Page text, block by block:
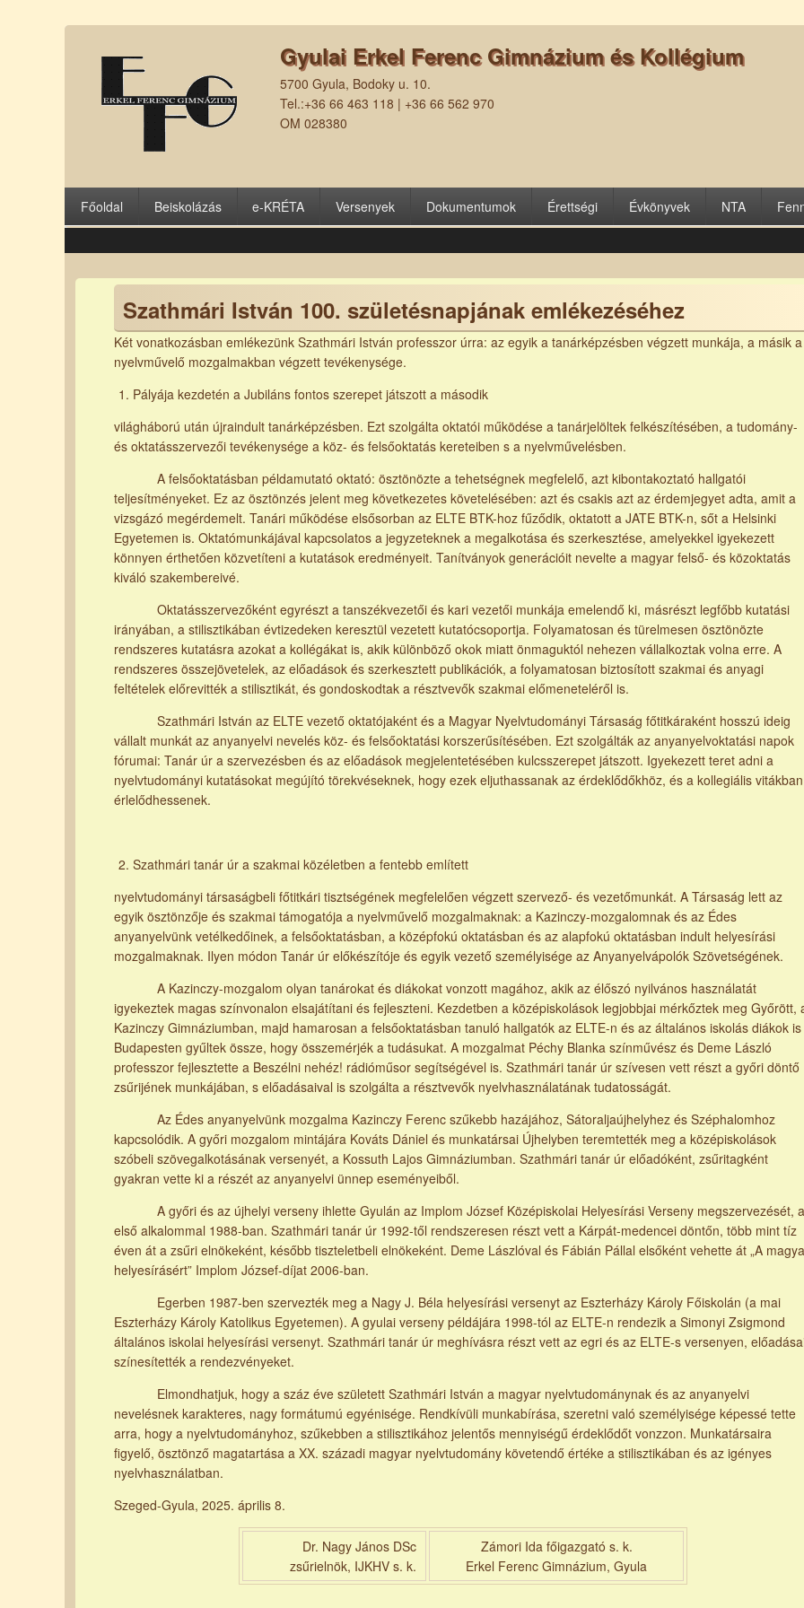
Gyulai Erkel Ferenc Gimnázium és Kollégium
5700 Gyula, Bodoky u. 10.
Tel.:+36 66 463 118 | +36 66 562 970
OM 028380
Főoldal Beiskolázás e-KRÉTA Versenyek Dokumentumok Érettségi Évkönyvek NTA
Szathmári István 100. születésnapjának emlékezéséhez
Két vonatkozásban emlékezünk Szathmári István professzor úrra: az egyik a tanárképzésben végzett munkája, a másik a
nyelvművelő mozgalmakban végzett tevékenysége.
Pályája kezdetén a Jubiláns fontos szerepet játszott a második
világháború után újraindult tanárképzésben. Ezt szolgálta oktatói működése a tanárjelöltek felkészítésében, a tudomány-
és oktatásszervezői tevékenysége a köz- és felsőoktatás kereteiben s a nyelvművelésben.
A felsőoktatásban példamutató oktató: ösztönözte a tehetségnek megfelelő, azt kibontakoztató hallgatói
teljesítményeket. Ez az ösztönzés jelent meg következetes követelésében: azt és csakis azt az érdemjegyet adta, amit a
vizsgázó megérdemelt. Tanári működése elsősorban az ELTE BTK-hoz fűződik, oktatott a JATE BTK-n, sőt a Helsinki
Egyetemen is. Oktatómunkájával kapcsolatos a jegyzeteknek a megalkotása és szerkesztése, amelyekkel igyekezett
könnyen érthetően közvetíteni a kutatások eredményeit. Tanítványok generációit nevelte a magyar felső- és közoktatás
kiváló szakembereivé.
Oktatásszervezőként egyrészt a tanszékvezetői és kari vezetői munkája emelendő ki, másrészt legfőbb kutatási
irányában, a stilisztikában évtizedeken keresztül vezetett kutatócsoportja. Folyamatosan és türelmesen ösztönözte
rendszeres kutatásra azokat a kollégákat is, akik különböző okok miatt önmaguktól nehezen vállalkoztak volna erre. A
rendszeres összejövetelek, az előadások és szerkesztett publikációk, a folyamatosan biztosított szakmai és anyagi
feltételek előrevitték a stilisztikát, és gondoskodtak a résztvevők szakmai előmeneteléről is.
Szathmári István az ELTE vezető oktatójaként és a Magyar Nyelvtudományi Társaság főtitkáraként hosszú ideig
vállalt munkát az anyanyelvi nevelés köz- és felsőoktatási korszerűsítésében. Ezt szolgálták az anyanyelvoktatási napok
fórumai: Tanár úr a szervezésben és az előadások megjelentetésében kulcsszerepet játszott. Igyekezett teret adni a
nyelvtudományi kutatásokat megújító törekvéseknek, hogy ezek eljuthassanak az érdeklődőkhöz, és a kollegiális vitákban
érlelődhessenek.
Szathmári tanár úr a szakmai közéletben a fentebb említett
nyelvtudományi társaságbeli főtitkári tisztségének megfelelően végzett szervező- és vezetőmunkát. A Társaság lett az
egyik ösztönzője és szakmai támogatója a nyelvművelő mozgalmaknak: a Kazinczy-mozgalomnak és az Édes
anyanyelvünk vetélkedőinek, a felsőoktatásban, a középfokú oktatásban és az alapfokú oktatásban indult helyesírási
mozgalmaknak. Ilyen módon Tanár úr előkészítóje és egyik vezető személyisége az Anyanyelvápolók Szövetségének.
A Kazinczy-mozgalom olyan tanárokat és diákokat vonzott magához, akik az élőszó nyilvános használatát
igyekeztek magas színvonalon elsajátítani és fejleszteni. Kezdetben a középiskolások legjobbjai mérkőztek meg Győrött,
Kazinczy Gimnáziumban, majd hamarosan a felsőoktatásban tanuló hallgatók az ELTE-n és az általános iskolás diákok is
Budapesten gyűltek össze, hogy összemérjék a tudásukat. A mozgalmat Péchy Blanka színművész és Deme László
professzor fejlesztette a Beszélni nehéz! rádióműsor segítségével is. Szathmári tanár úr szívesen vett részt a győri döntő
zsűrijének munkájában, s előadásaival is szolgálta a résztvevők nyelvhasználatának tudatosságát.
Az Édes anyanyelvünk mozgalma Kazinczy Ferenc szűkebb hazájához, Sátoraljaújhelyhez és Széphalomhoz
kapcsolódik. A győri mozgalom mintájára Kováts Dániel és munkatársai Újhelyben teremtették meg a középiskolások
szóbeli szövegalkotásának versenyét, a Kossuth Lajos Gimnáziumban. Szathmári tanár úr előadóként, zsűritagként
gyakran vette ki a részét az anyanyelvi ünnep eseményeiből.
A győri és az újhelyi verseny ihlette Gyulán az Implom József Középiskolai Helyesírási Verseny megszervezését,
első alkalommal 1988-ban. Szathmári tanár úr 1992-től rendszeresen részt vett a Kárpát-medencei döntőn, több mint tíz
éven át a zsűri elnökeként, később tiszteletbeli elnökeként. Deme Lászlóval és Fábián Pállal elsőként vehette át „A
helyesírásért” Implom József-díjat 2006-ban.
Egerben 1987-ben szervezték meg a Nagy J. Béla helyesírási versenyt az Eszterházy Károly Főiskolán (a mai
Eszterházy Károly Katolikus Egyetemen). A gyulai verseny példájára 1998-tól az ELTE-n rendezik a Simonyi Zsigmond
általános iskolai helyesírási versenyt. Szathmári tanár úr meghívásra részt vett az egri és az ELTE-s versenyen,
színesítették a rendezvényeket.
Elmondhatjuk, hogy a száz éve született Szathmári István a magyar nyelvtudománynak és az anyanyelvi
nevelésnek karakteres, nagy formátumú egyénisége. Rendkívüli munkabírása, szeretni való személyisége képessé tette
arra, hogy a nyelvtudományhoz, szűkebben a stilisztikához jelentős mennyiségű érdeklődőt vonzzon. Munkatársaira
figyelő, ösztönző magatartása a XX. századi magyar nyelvtudomány követendő értéke a stilisztikában és az igényes
nyelvhasználatban.
Szeged-Gyula, 2025. április 8.
Dr. Nagy János DSc
zsűrielnök, IJKHV s. k.
Zámori Ida főigazgató s. k.
Erkel Ferenc Gimnázium, Gyula